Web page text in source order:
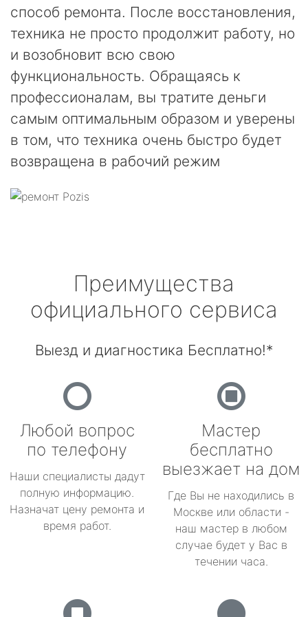
способ ремонта. После восстановления,
техника не просто продолжит работу, но
и возобновит всю свою
функциональность. Обращаясь к
профессионалам, вы тратите деньги
самым оптимальным образом и уверены
в том, что техника очень быстро будет
возвращена в рабочий режим
Преимущества
официального сервиса
Выезд и диагностика Бесплатно!*
Любой вопрос
по телефону
Наши специалисты дадут
полную информацию.
Назначат цену ремонта и
время работ.
Мастер
бесплатно
выезжает на дом
Где Вы не находились в
Москве или области -
наш мастер в любом
случае будет у Вас в
течении часа.